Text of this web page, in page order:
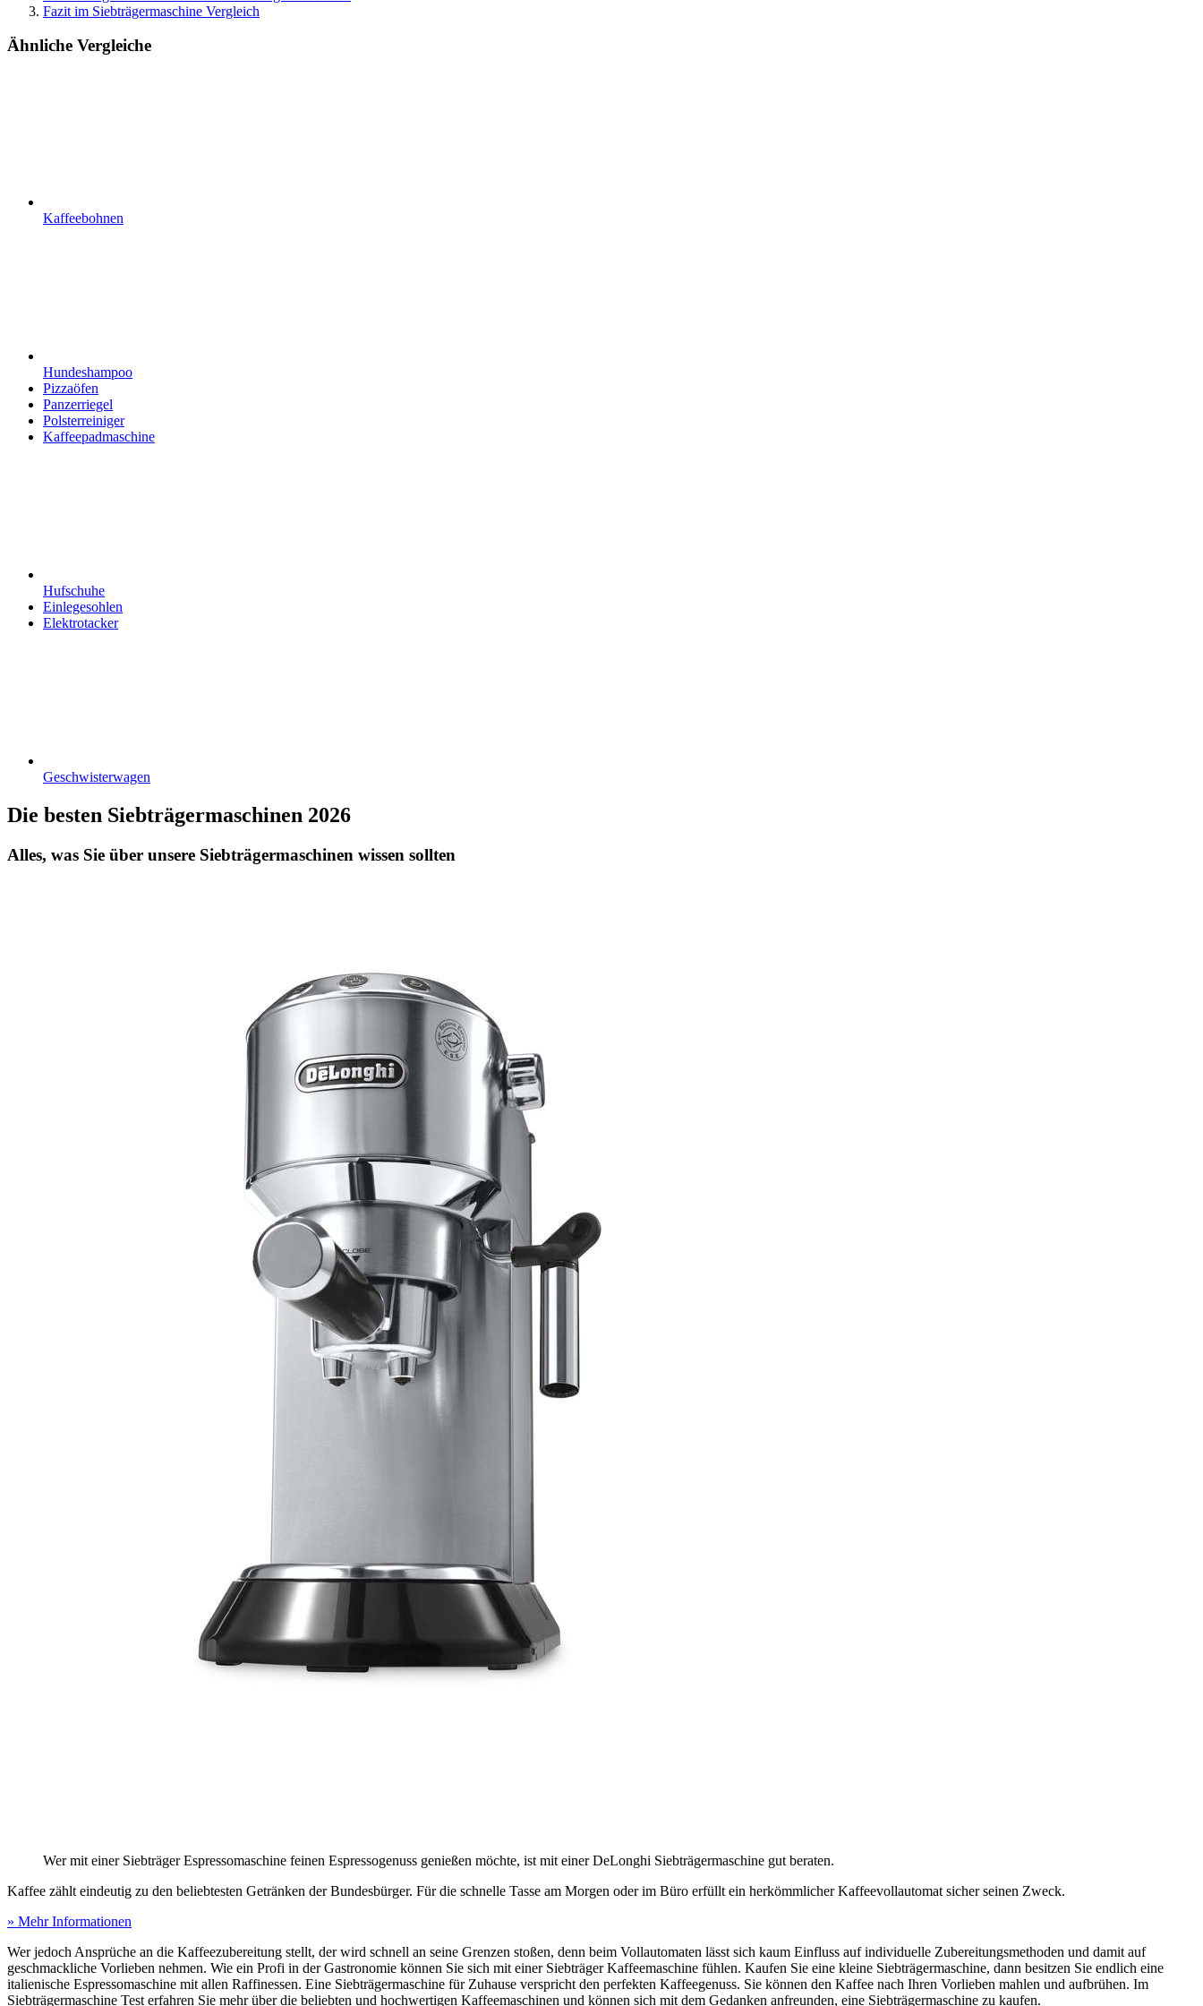
Fazit im Siebträgermaschine Vergleich
Ähnliche Vergleiche
Kaffeebohnen
Hundeshampoo
Pizzaöfen
Panzerriegel
Polsterreiniger
Kaffeepadmaschine
Hufschuhe
Einlegesohlen
Elektrotacker
Geschwisterwagen
Die besten Siebträgermaschinen 2026
Alles, was Sie über unsere Siebträgermaschinen wissen sollten
Wer mit einer Siebträger Espressomaschine feinen Espressogenuss genießen möchte, ist mit einer DeLonghi Siebträgermaschine gut beraten.
Kaffee zählt eindeutig zu den beliebtesten Getränken der Bundesbürger. Für die schnelle Tasse am Morgen oder im Büro erfüllt ein herkömmlicher Kaffeevollautomat sicher seinen Zweck.
» Mehr Informationen
Wer jedoch Ansprüche an die Kaffeezubereitung stellt, der wird schnell an seine Grenzen stoßen, denn beim Vollautomaten lässt sich kaum Einfluss auf individuelle Zubereitungsmethoden und damit auf
geschmackliche Vorlieben nehmen. Wie ein Profi in der Gastronomie können Sie sich mit einer Siebträger Kaffeemaschine fühlen. Kaufen Sie eine kleine Siebträgermaschine, dann besitzen Sie endlich eine
italienische Espressomaschine mit allen Raffinessen. Eine Siebträgermaschine für Zuhause verspricht den perfekten Kaffeegenuss. Sie können den Kaffee nach Ihren Vorlieben mahlen und aufbrühen. Im
Siebträgermaschine Test erfahren Sie mehr über die beliebten und hochwertigen Kaffeemaschinen und können sich mit dem Gedanken anfreunden, eine Siebträgermaschine zu kaufen.